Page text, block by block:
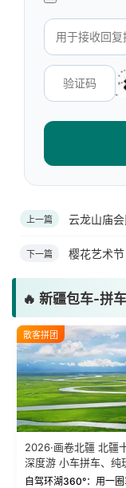
上一篇 云龙山庙
下一篇 樱花艺术节
🔥 新疆包车-拼车
散客拼团
2026·画卷北疆 北疆
深度游 小车拼车、纯
物！
自驾环湖360°：用一